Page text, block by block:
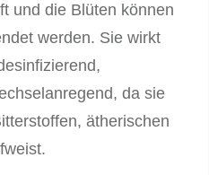
und die Blüten können
werden. Sie wirkt
da sie
ätherischen